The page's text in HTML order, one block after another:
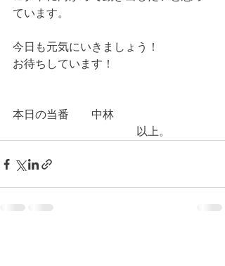
ています。
今日も元気にいきましょう！
お待ちしています！
本日の当番　　中林
以上。